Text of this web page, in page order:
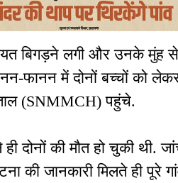
बिगड़ने लगी और उनके मुंह
फानन में दोनों बच्चों को
(SNMMCH) पहुंचे.
की मौत हो चुकी थी.
की जानकारी मिलते ही पूरे